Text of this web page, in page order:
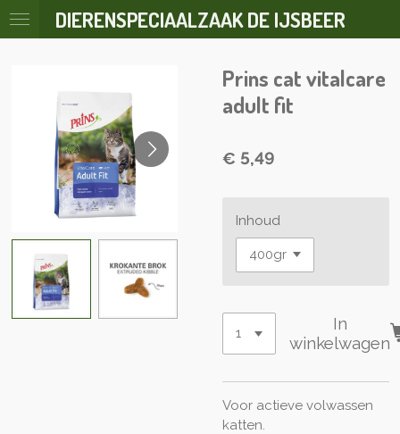
Ga
direct
hoofdinhoud
DIERENSPECIAALZAAK DE IJSBEER
Prins cat vitalcare
adult fit
€ 5,49
Inhoud
In
winkelwagen
Voor actieve volwassen
katten.